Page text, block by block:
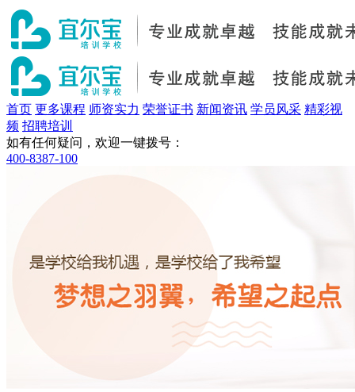
首页 更多课程 师资实力 荣誉证书 新闻资讯 学员风采 精彩视
频 招聘培训
如有任何疑问，欢迎一键拨号：
400-8387-100